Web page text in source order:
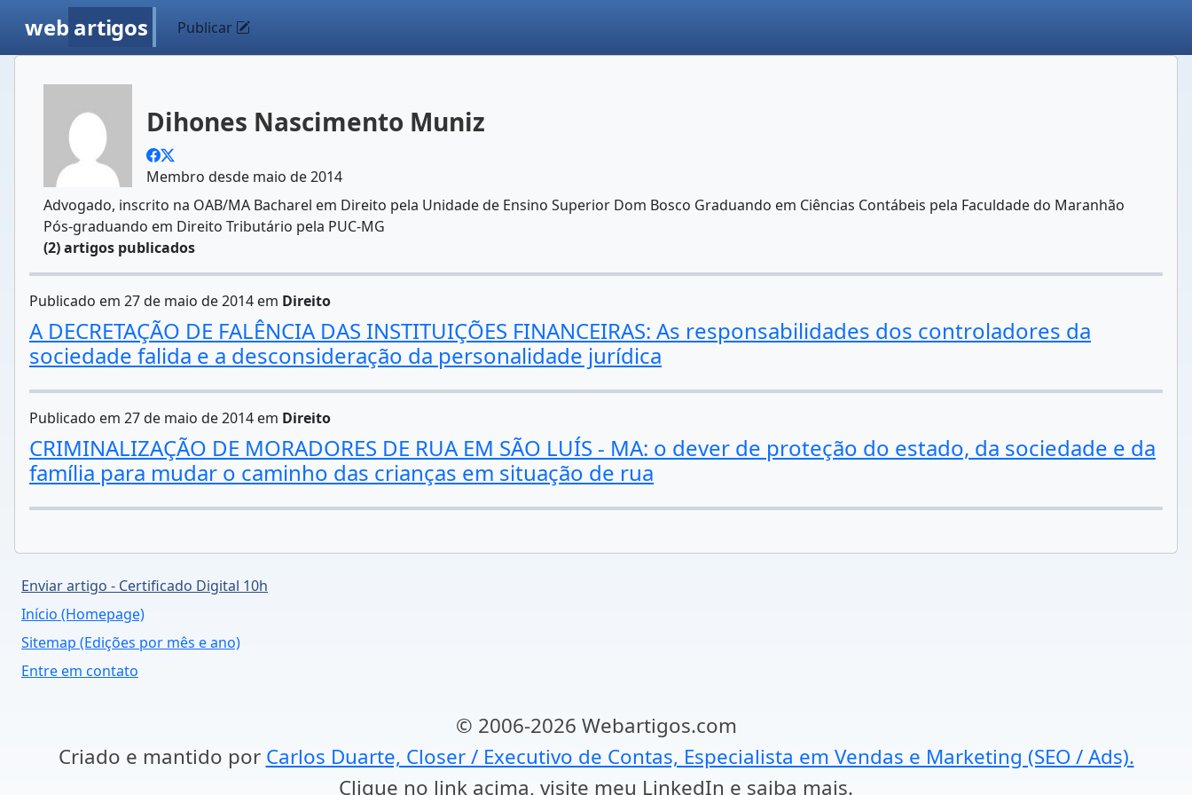
web artigos Publicar
Dihones Nascimento Muniz
Membro desde maio de 2014
Advogado, inscrito na OAB/MA Bacharel em Direito pela Unidade de Ensino Superior Dom Bosco Graduando em Ciências Contábeis pela Faculdade do Maranhão
Pós-graduando em Direito Tributário pela PUC-MG
(2) artigos publicados
Publicado em 27 de maio de 2014 em Direito
A DECRETAÇÃO DE FALÊNCIA DAS INSTITUIÇÕES FINANCEIRAS: As responsabilidades dos controladores da
sociedade falida e a desconsideração da personalidade jurídica
Publicado em 27 de maio de 2014 em Direito
CRIMINALIZAÇÃO DE MORADORES DE RUA EM SÃO LUÍS - MA: o dever de proteção do estado, da sociedade e da
família para mudar o caminho das crianças em situação de rua
Enviar artigo - Certificado Digital 10h
Início (Homepage)
Sitemap (Edições por mês e ano)
Entre em contato
© 2006-2026 Webartigos.com
Criado e mantido por Carlos Duarte, Closer / Executivo de Contas, Especialista em Vendas e Marketing (SEO / Ads).
Clique no link acima, visite meu LinkedIn e saiba mais.